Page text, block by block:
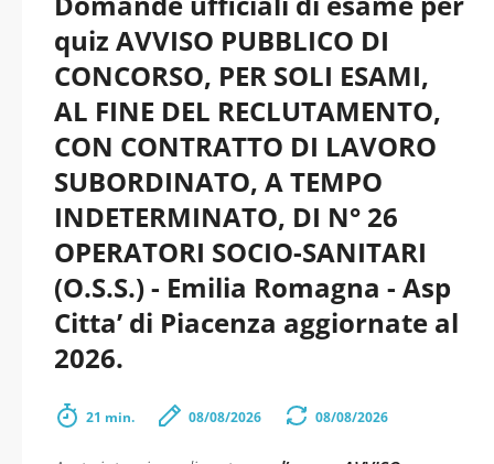
quiz AVVISO PUBBLICO DI
CONCORSO, PER SOLI ESAMI,
AL FINE DEL RECLUTAMENTO,
CON CONTRATTO DI LAVORO
SUBORDINATO, A TEMPO
INDETERMINATO, DI N° 26
OPERATORI SOCIO-SANITARI
(O.S.S.) - Emilia Romagna - Asp
Citta’ di Piacenza aggiornate al
2026.
21 min. 08/08/2026 08/08/2026